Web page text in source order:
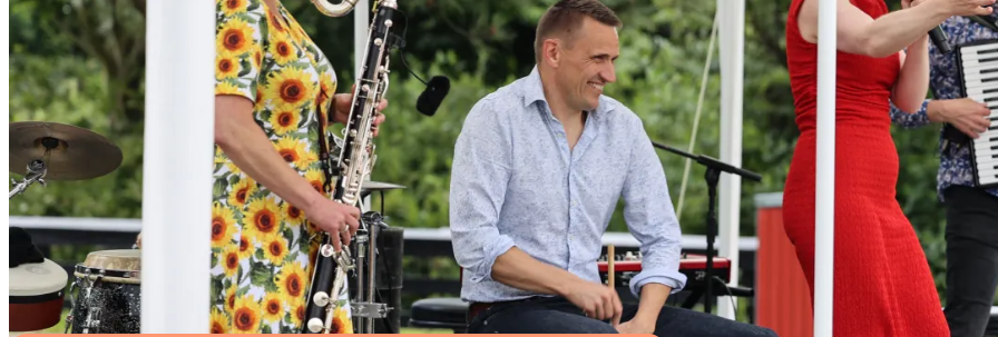
Planlæg din ferie
Book Oplevelser
Praktisk info